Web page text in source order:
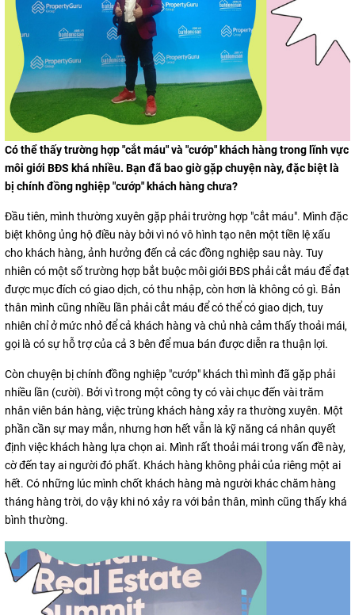
Có thể thấy trường hợp "cắt máu" và "cướp" khách hàng trong lĩnh vực
môi giới BĐS khá nhiều. Bạn đã bao giờ gặp chuyện này, đặc biệt là
bị chính đồng nghiệp "cướp" khách hàng chưa?
Đầu tiên, mình thường xuyên gặp phải trường hợp "cắt máu". Mình đặc
biệt không ủng hộ điều này bởi vì nó vô hình tạo nên một tiền lệ xấu
cho khách hàng, ảnh hưởng đến cả các đồng nghiệp sau này. Tuy
nhiên có một số trường hợp bắt buộc môi giới BĐS phải cắt máu để đạt
được mục đích có giao dịch, có thu nhập, còn hơn là không có gì. Bản
thân mình cũng nhiều lần phải cắt máu để có thể có giao dịch, tuy
nhiên chỉ ở mức nhỏ để cả khách hàng và chủ nhà cảm thấy thoải mái,
gọi là có sự hỗ trợ của cả 3 bên để mua bán được diễn ra thuận lợi.
Còn chuyện bị chính đồng nghiệp "cướp" khách thì mình đã gặp phải
nhiều lần (cười). Bởi vì trong một công ty có vài chục đến vài trăm
nhân viên bán hàng, việc trùng khách hàng xảy ra thường xuyên. Một
phần cần sự may mắn, nhưng hơn hết vẫn là kỹ năng cá nhân quyết
định việc khách hàng lựa chọn ai. Mình rất thoải mái trong vấn đề này,
cờ đến tay ai người đó phất. Khách hàng không phải của riêng một ai
hết. Có những lúc mình chốt khách hàng mà người khác chăm hàng
tháng hàng trời, do vậy khi nó xảy ra với bản thân, mình cũng thấy khá
bình thường.